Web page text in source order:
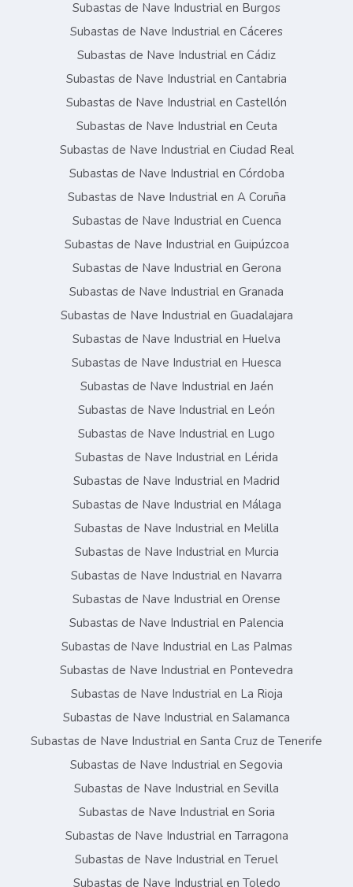
Subastas de Nave Industrial en Burgos
Subastas de Nave Industrial en Cáceres
Subastas de Nave Industrial en Cádiz
Subastas de Nave Industrial en Cantabria
Subastas de Nave Industrial en Castellón
Subastas de Nave Industrial en Ceuta
Subastas de Nave Industrial en Ciudad Real
Subastas de Nave Industrial en Córdoba
Subastas de Nave Industrial en A Coruña
Subastas de Nave Industrial en Cuenca
Subastas de Nave Industrial en Guipúzcoa
Subastas de Nave Industrial en Gerona
Subastas de Nave Industrial en Granada
Subastas de Nave Industrial en Guadalajara
Subastas de Nave Industrial en Huelva
Subastas de Nave Industrial en Huesca
Subastas de Nave Industrial en Jaén
Subastas de Nave Industrial en León
Subastas de Nave Industrial en Lugo
Subastas de Nave Industrial en Lérida
Subastas de Nave Industrial en Madrid
Subastas de Nave Industrial en Málaga
Subastas de Nave Industrial en Melilla
Subastas de Nave Industrial en Murcia
Subastas de Nave Industrial en Navarra
Subastas de Nave Industrial en Orense
Subastas de Nave Industrial en Palencia
Subastas de Nave Industrial en Las Palmas
Subastas de Nave Industrial en Pontevedra
Subastas de Nave Industrial en La Rioja
Subastas de Nave Industrial en Salamanca
Subastas de Nave Industrial en Santa Cruz de Tenerife
Subastas de Nave Industrial en Segovia
Subastas de Nave Industrial en Sevilla
Subastas de Nave Industrial en Soria
Subastas de Nave Industrial en Tarragona
Subastas de Nave Industrial en Teruel
Subastas de Nave Industrial en Toledo